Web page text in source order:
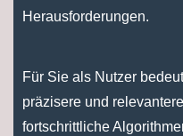
Herausforderungen.
Für Sie als Nutzer
präzisere und
fortschrittliche